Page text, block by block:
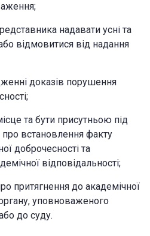
надавати усні та
відмовитися від надання
доказів порушення
та бути присутньою під
про встановлення факту
доброчесності та
відповідальності;
притягнення до академічної
уповноваженого
до суду.